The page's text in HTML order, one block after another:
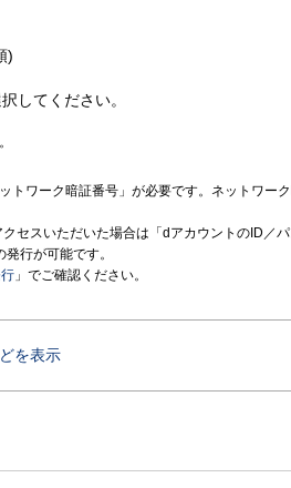
)
してください。
トワーク暗証番号」が必要です。ネットワー
セスいただいた場合は「dアカウントのID／
行が可能です。
」でご確認ください。
を表示